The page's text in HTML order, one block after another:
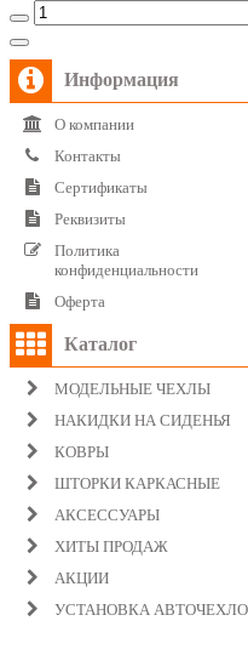
Информация
О компании
Контакты
Сертификаты
Реквизиты
Политика
конфиденциальности
Оферта
Каталог
МОДЕЛЬНЫЕ ЧЕХЛЫ
НАКИДКИ НА СИДЕНЬЯ
КОВРЫ
ШТОРКИ КАРКАСНЫЕ
АКСЕССУАРЫ
ХИТЫ ПРОДАЖ
АКЦИИ
УСТАНОВКА